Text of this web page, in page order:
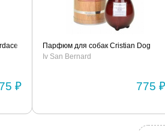
₽
Парфюм для собак Cristian Dog
Iv San Bernard
775 ₽